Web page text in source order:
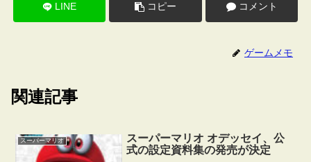
LINE コピー コメント
ゲームメモ
関連記事
スーパーマリオ
スーパーマリオ オデッセイ、公
式の設定資料集の発売が決定